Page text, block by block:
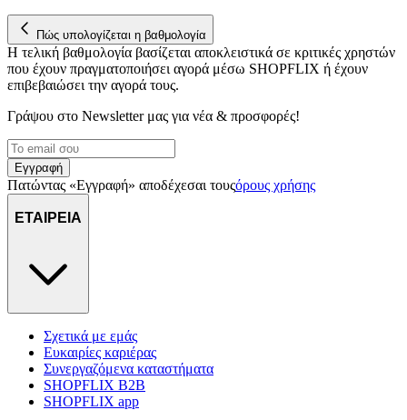
διαφημίσεων και περιεχομένου, τις μετρήσεις σχετικά με
διαφημίσεις και περιεχόμενο, την καλύτερη εικόνα του κοινού
μας και την ανάπτυξη προϊόντων. Επίσης, κοινοποιούμε
πληροφορίες σχετικά με την από μέρους σας χρήση της
δικτύωσης, διαφημίσεων και ανάλυσης.
Πώς υπολογίζεται η βαθμολογία
Η τελική βαθμολογία βασίζεται αποκλειστικά σε κριτικές χρηστών
που έχουν πραγματοποιήσει αγορά μέσω SHOPFLIX ή έχουν
επιβεβαιώσει την αγορά τους.
Γράψου στο Νewsletter μας για νέα & προσφορές!
Εγγραφή
Πατώντας «Εγγραφή» αποδέχεσαι τουςόρους χρήσης
ΕΤΑΙΡΕΙΑ
Σχετικά με εμάς
Ευκαιρίες καριέρας
Συνεργαζόμενα καταστήματα
SHOPFLIX B2B
SHOPFLIX app